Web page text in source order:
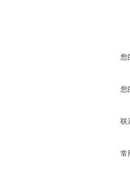
您
您
联
常